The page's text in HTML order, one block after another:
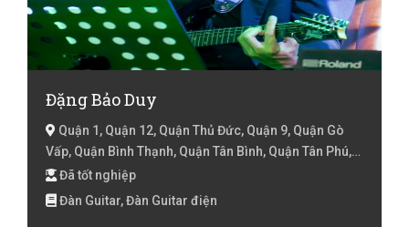
Đặng Bảo Duy
Quận 1, Quận 12, Quận Thủ Đức, Quận 9, Quận Gò
Vấp, Quận Bình Thạnh, Quận Tân Bình, Quận Tân Phú,
Quận Phú Nhuận, Quận 10, Quận Bình Tân, Hồ Chí Minh
Đã tốt nghiệp
Đàn Guitar, Đàn Guitar điện